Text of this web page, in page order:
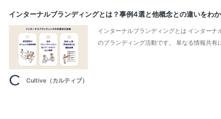
インターナルブランディングとは？事例4選と他概念との違いをわ
インターナルブランディングとは インター
のブランディング活動です。 単なる情報共
Cultive（カルティブ）